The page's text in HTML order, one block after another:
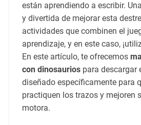
están aprendiendo a escribir.
y divertida de mejorar esta
actividades que combinen el
aprendizaje, y en este caso,
En este artículo, te ofrecemos
con dinosauriospara descargar
diseñado específicamente para
practiquen los trazos y mejoren
motora.